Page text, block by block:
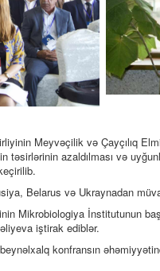
Meyvəçilik və Çayçılıq
təsirlərinin azaldılması və
Belarus və Ukraynadan
Mikrobiologiya İnstitutunun
iştirak ediblər.
beynəlxalq konfransın